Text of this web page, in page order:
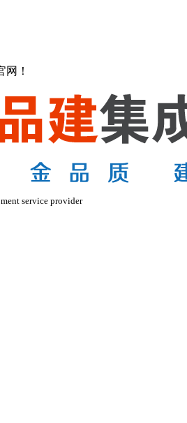
！
service provider